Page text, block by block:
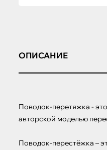
ОПИСАНИЕ
Поводок-перетяжка -
авторской моделью
Поводок-перестёжка –